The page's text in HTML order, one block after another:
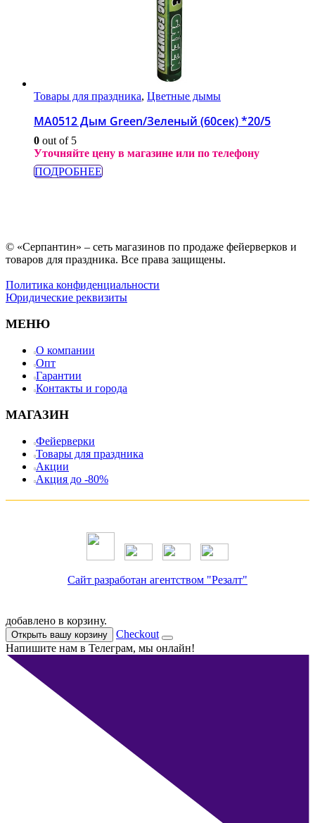
Товары для праздника, Цветные дымы
МА0512 Дым Green/Зеленый (60сек) *20/5
0 out of 5
Уточняйте цену в магазине или по телефону
ПОДРОБНЕЕ
© «Серпантин» – сеть магазинов по продаже фейерверков и
товаров для праздника. Все права защищены.
Политика конфиденциальности
Юридические реквизиты
МЕНЮ
О компании
Опт
Гарантии
Контакты и города
МАГАЗИН
Фейерверки
Товары для праздника
Акции
Акция до -80%
Сайт разработан агентством "Резалт"
добавлено в корзину.
Открыть вашу корзину
Checkout
Напишите нам в Телеграм, мы онлайн!